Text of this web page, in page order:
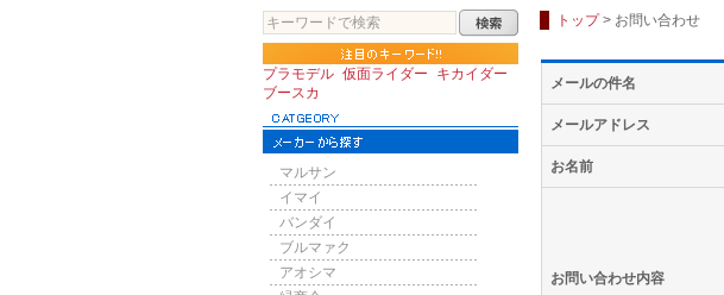
キャラクター SFオリジナル
プラモデル 仮面ライダー
キカイダー
ブースカ
マルサン
イマイ
バンダイ
ブルマァク
アオシマ
トップ> お問い合わせ
メールの件名
メールアドレス
お名前
お問い合わせ内容